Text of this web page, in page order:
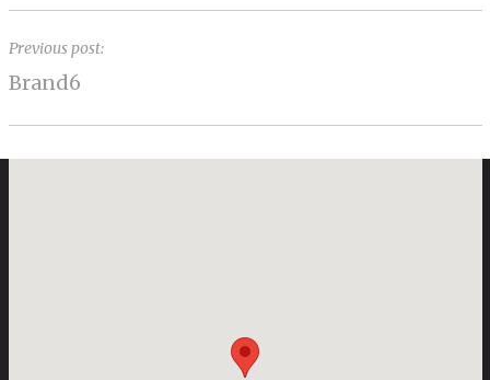
Previous post:
Brand6